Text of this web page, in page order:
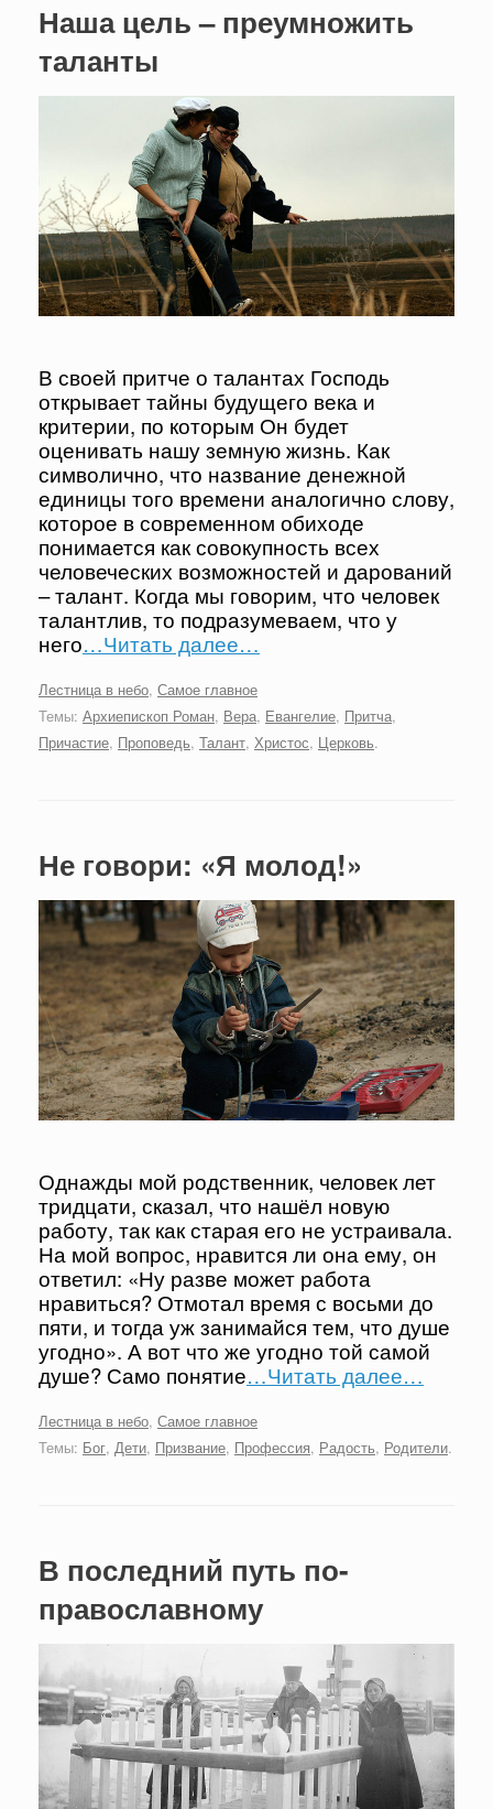
Наша цель – преумножить
таланты
В своей притче о талантах Господь
открывает тайны будущего века и
критерии, по которым Он будет
оценивать нашу земную жизнь. Как
символично, что название денежной
единицы того времени аналогично слову,
которое в современном обиходе
понимается как совокупность всех
человеческих возможностей и дарований
– талант. Когда мы говорим, что человек
талантлив, то подразумеваем, что у
него…Читать далее…
Лестница в небо, Самое главное
Темы: Архиепископ Роман, Вера, Евангелие, Притча,
Причастие, Проповедь, Талант, Христос, Церковь.
Не говори: «Я молод!»
Однажды мой родственник, человек лет
тридцати, сказал, что нашёл новую
работу, так как старая его не устраивала.
На мой вопрос, нравится ли она ему, он
ответил: «Ну разве может работа
нравиться? Отмотал время с восьми до
пяти, и тогда уж занимайся тем, что душе
угодно». А вот что же угодно той самой
душе? Само понятие…Читать далее…
Лестница в небо, Самое главное
Темы: Бог, Дети, Призвание, Профессия, Радость, Родители.
В последний путь по-
православному